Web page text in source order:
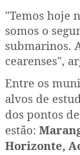
"Temos hoje
somos o
submarinos.
cearenses",
Entre os
alvos de
dos pontos
estão:
Horizonte,